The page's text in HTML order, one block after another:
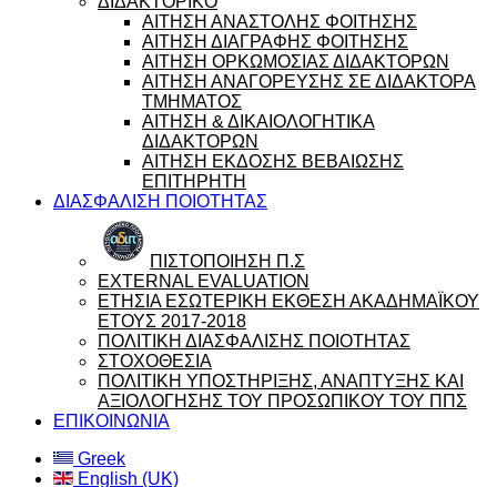
ΑΙΤΗΣΗ ΑΝΑΣΤΟΛΗΣ ΦΟΙΤΗΣΗΣ
ΑΙΤΗΣΗ ΔΙΑΓΡΑΦΗΣ ΦΟΙΤΗΣΗΣ
ΑΙΤΗΣΗ ΟΡΚΩΜΟΣΙΑΣ ΔΙΔΑΚΤΟΡΩΝ
ΑΙΤΗΣΗ ΑΝΑΓΟΡΕΥΣΗΣ ΣΕ ΔΙΔΑΚΤΟΡΑ
ΤΜΗΜΑΤΟΣ
ΑΙΤΗΣΗ & ΔΙΚΑΙΟΛΟΓΗΤΙΚΑ
ΔΙΔΑΚΤΟΡΩΝ
ΑΙΤΗΣΗ ΕΚΔΟΣΗΣ ΒΕΒΑΙΩΣΗΣ
ΕΠΙΤΗΡΗΤΗ
ΔΙΑΣΦΑΛΙΣΗ ΠΟΙΟΤΗΤΑΣ
ΠΙΣΤΟΠΟΙΗΣΗ Π.Σ
EXTERNAL EVALUATION
ΕΤΗΣΙΑ ΕΣΩΤΕΡΙΚΗ ΕΚΘΕΣΗ ΑΚΑΔΗΜΑΪΚΟΥ
ΕΤΟΥΣ 2017-2018
ΠΟΛΙΤΙΚΗ ΔΙΑΣΦΑΛΙΣΗΣ ΠΟΙΟΤΗΤΑΣ
ΣΤΟΧΟΘΕΣΙΑ
ΠΟΛΙΤΙΚΗ ΥΠΟΣΤΗΡΙΞΗΣ, ΑΝΑΠΤΥΞΗΣ ΚΑΙ
ΑΞΙΟΛΟΓΗΣΗΣ ΤΟΥ ΠΡΟΣΩΠΙΚΟΥ ΤΟΥ ΠΠΣ
ΕΠΙΚΟΙΝΩΝΙΑ
Greek
English (UK)